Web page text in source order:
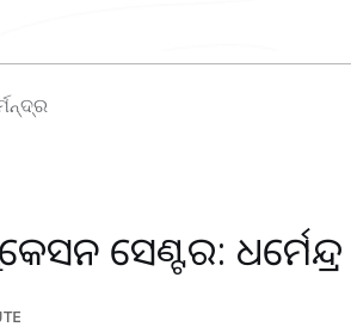
ସେଣ୍ଟର: ଧର୍ମେନ୍ଦ୍ର